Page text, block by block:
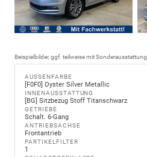
Beispielbilder, ggf. teilweise mit Sonderausstattung
AUSSENFARBE
[F0F0] Oyster Silver Metallic
INNENAUSSTATTUNG
[BG] Sitzbezug Stoff Titanschwarz
GETRIEBE
Schalt. 6-Gang
ANTRIEBSACHSE
Frontantrieb
PARTIKELFILTER
1